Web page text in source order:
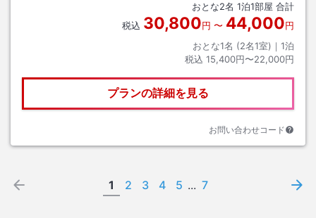
おとな2名 1泊1部屋 合計
税込 30,800円 〜 44,000円
おとな1名 (2名1室)｜ 1泊
税込 15,400円〜22,000円
プランの詳細を見る
お問い合わせコード
1 2 3 4 5 ... 7